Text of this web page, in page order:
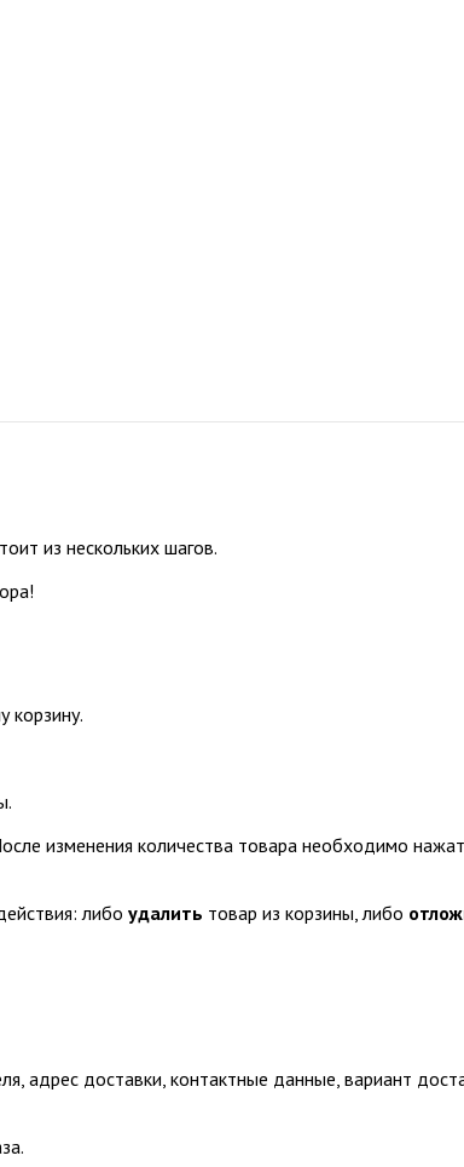
из нескольких шагов.
корзину.
изменения количества товара необходимо
либо удалить товар из корзины, либо
доставки, контактные данные, вариант